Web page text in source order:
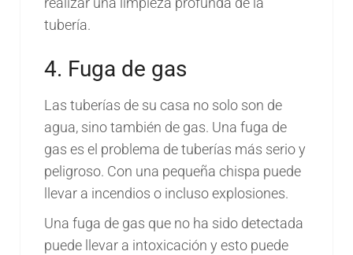
tubería.
4. Fuga de gas
Las tuberías de su casa no solo son de
agua, sino también de gas. Una fuga de
gas es el problema de tuberías más serio y
peligroso. Con una pequeña chispa puede
llevar a incendios o incluso explosiones.
Una fuga de gas que no ha sido detectada
puede llevar a intoxicación y esto puede